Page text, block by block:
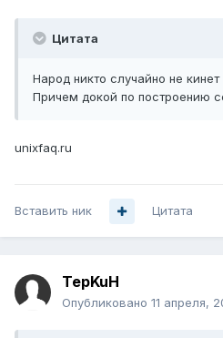
Цитата
Народ никто случайно не
Причем докой по построению
unixfaq.ru
Вставить ник Цитата
TepKuH
Опубликовано 11 апреля,